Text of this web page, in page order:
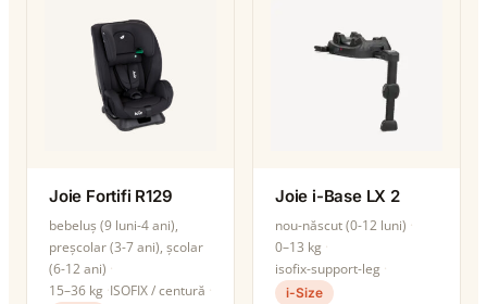
Joie Fortifi R129
bebeluș (9 luni-4 ani),
preșcolar (3-7 ani), școlar
(6-12 ani)
15–36 kg ISOFIX / centură
Joie i-Base LX 2
nou-născut (0-12 luni)
0–13 kg
isofix-support-leg
i-Size